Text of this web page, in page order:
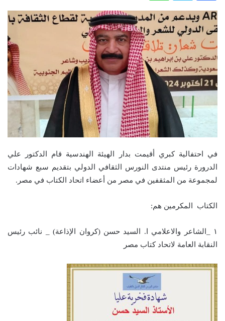
في احتفالية كبري أقيمت بدار الهيئة الهندسية قام الدكتور علي
الدرورة رئيس منتدى النورس الثقافي الدولي بتقديم سبع شهادات
لمجموعة من المثقفين في مصر من أعضاء اتحاد الكتاب في مصر.
الكتاب المكرمين هم:
١ _الشاعر والاعلامي ا. السيد حسن (كروان الإذاعة) _ نائب رئيس
النقابة العامة لاتحاد كتاب مصر